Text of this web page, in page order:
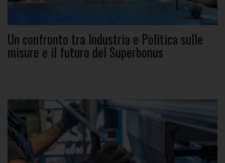
Un confronto tra Industria e Politica sulle
misure e il futuro del Superbonus